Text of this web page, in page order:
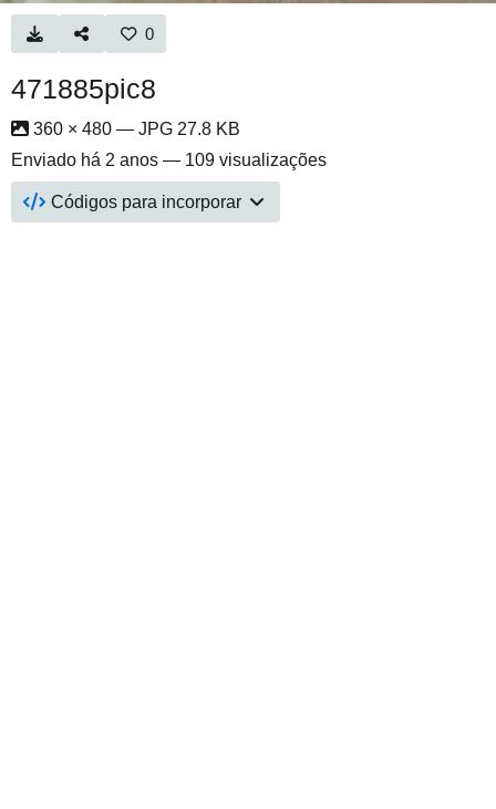
0
471885pic8
360 × 480 — JPG 27.8 KB
Enviado há 2 anos — 109 visualizações
Códigos para incorporar